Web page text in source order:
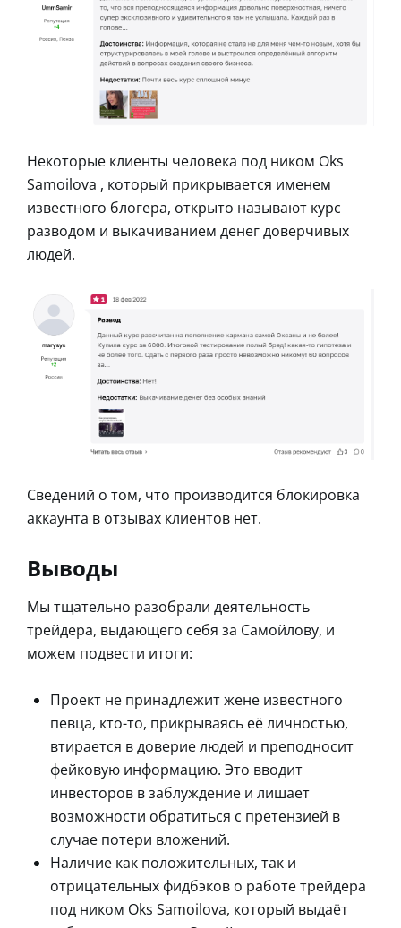
Некоторые клиенты человека под ником Oks
Samoilova , который прикрывается именем
известного блогера, открыто называют курс
разводом и выкачиванием денег доверчивых
людей.
Сведений о том, что производится блокировка
аккаунта в отзывах клиентов нет.
Выводы
Мы тщательно разобрали деятельность
трейдера, выдающего себя за Самойлову, и
можем подвести итоги:
Проект не принадлежит жене известного
певца, кто-то, прикрываясь её личностью,
втирается в доверие людей и преподносит
фейковую информацию. Это вводит
инвесторов в заблуждение и лишает
возможности обратиться с претензией в
случае потери вложений.
Наличие как положительных, так и
отрицательных фидбэков о работе трейдера
под ником Oks Samoilova, который выдаёт